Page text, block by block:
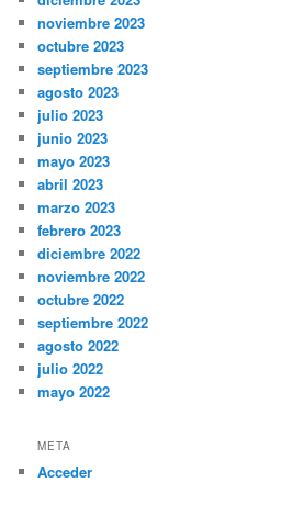
noviembre 2023
octubre 2023
septiembre 2023
agosto 2023
julio 2023
junio 2023
mayo 2023
abril 2023
marzo 2023
febrero 2023
diciembre 2022
noviembre 2022
octubre 2022
septiembre 2022
agosto 2022
julio 2022
mayo 2022
META
Acceder